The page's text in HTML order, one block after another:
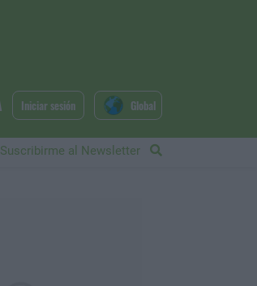
Suscribirme al Newsletter
Iniciar sesión Global